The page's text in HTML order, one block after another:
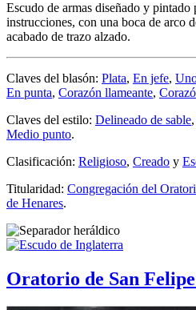
Escudo de armas diseñado y pintado
instrucciones, con una boca de arco
acabado de trazo alzado.
Claves del blasón: Plata, En jefe,
En punta, Corazón llameante,
Claves del estilo: Delineado de sable,
Medio punto.
Clasificación: Religioso, Creado y
Titularidad: Congregación del
de Henares.
Oratorio de San